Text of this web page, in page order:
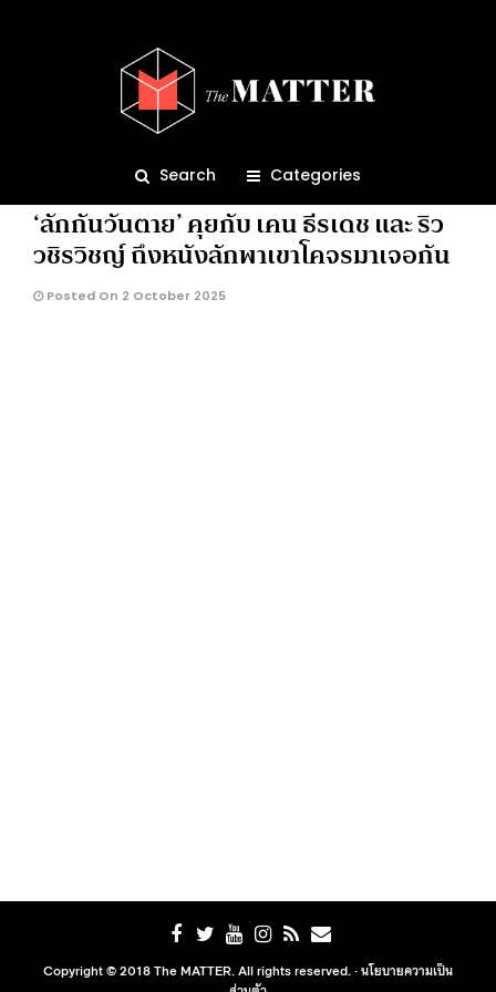
Search Categories
ลักกันวันตาย
ENTERTAINMENT MOVIE
‘ลักกันวันตาย’ คุยกับ เคน ธีรเดช และ ริว
วชิรวิชญ์ ถึงหนังลักพาเขาโคจรมาเจอกัน
Posted On 2 October 2025
Copyright © 2018 The MATTER. All rights reserved. ·นโยบายความเป็น